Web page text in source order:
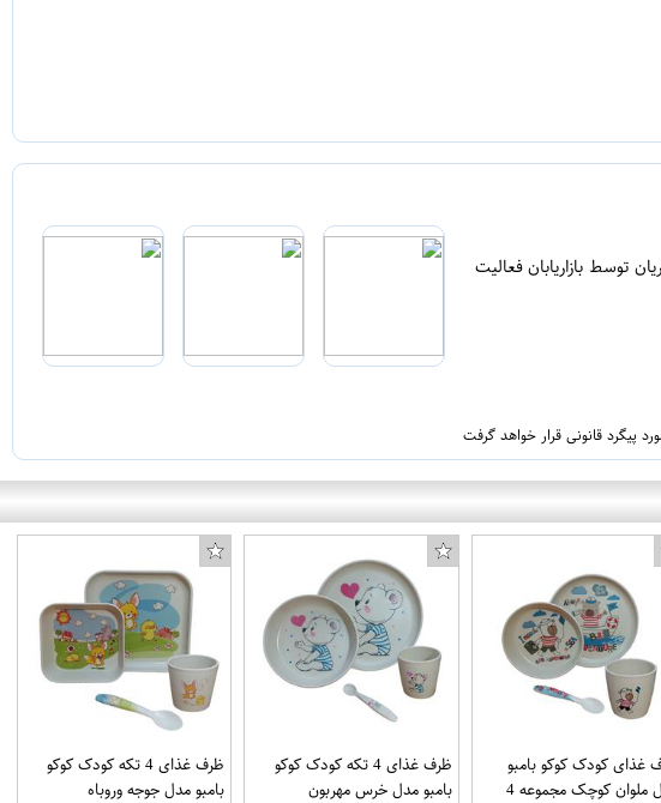
توسط بازاریابان فعالیت
پیگرد قانونی قرار خواهد گرفت
غذای کودک کوکو بامبو
مدل ملوان کوچک مجموعه 4
ظرف غذای 4 تکه کودک کوکو
بامبو مدل خرس مهربون
ظرف غذای 4 تکه کودک کوکو
بامبو مدل جوجه وروباه